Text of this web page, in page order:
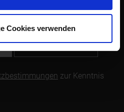
Cookies verwenden
Newsletter und verpassen
zur Kenntnis